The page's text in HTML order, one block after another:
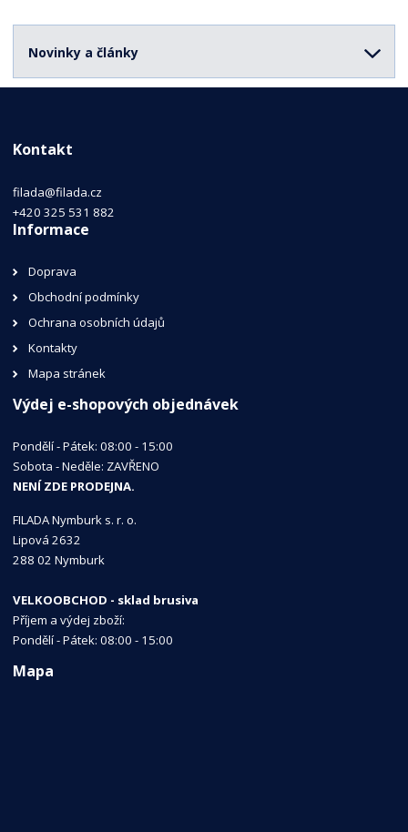
Novinky a články
Kontakt
filada@filada.cz
+420 325 531 882
Informace
Doprava
Obchodní podmínky
Ochrana osobních údajů
Kontakty
Mapa stránek
Výdej e-shopových objednávek
Pondělí - Pátek: 08:00 - 15:00
Sobota - Neděle: ZAVŘENO
NENÍ ZDE PRODEJNA.
FILADA Nymburk s. r. o.
Lipová 2632
288 02 Nymburk
VELKOOBCHOD - sklad brusiva
Příjem a výdej zboží:
Pondělí - Pátek: 08:00 - 15:00
Mapa